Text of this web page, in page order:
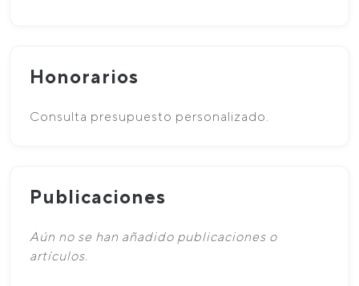
Honorarios
Consulta presupuesto personalizado.
Publicaciones
Aún no se han añadido publicaciones o
artículos.